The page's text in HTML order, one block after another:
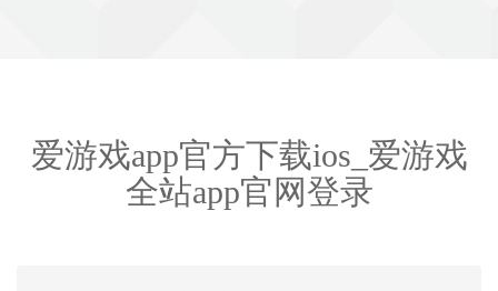
爱游戏app官方下载ios_爱游戏
全站app官网登录